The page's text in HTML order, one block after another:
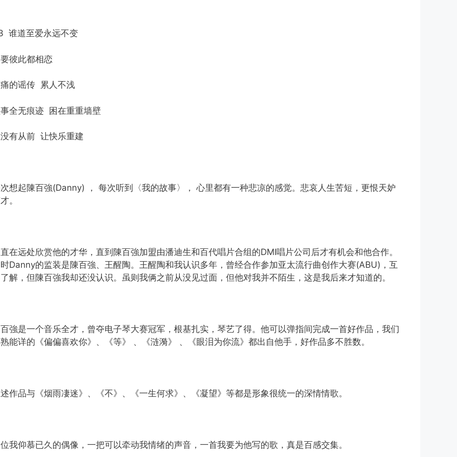
谁道至爱永远不变
彼此都相恋
的谣传 累人不浅
全无痕迹 困在重重墙壁
有从前 让快乐重建
想起陳百強(Danny) ， 每次听到〈我的故事〉， 心里都有一种悲凉的感觉。悲哀人生苦短，更恨天妒
。
在远处欣赏他的才华，直到陳百強加盟由潘迪生和百代唱片合组的DMI唱片公司后才有机会和他合作。
Danny的监装是陳百強、王醒陶。王醒陶和我认识多年，曾经合作参加亚太流行曲创作大赛(ABU)，互
解，但陳百強我却还没认识。虽则我俩之前从没见过面，但他对我并不陌生，这是我后来才知道的。
強是一个音乐全才，曾夺电子琴大赛冠军，根基扎实，琴艺了得。他可以弹指间完成一首好作品，我们
能详的《偏偏喜欢你》、《等》 、《涟漪》 、《眼泪为你流》都出自他手，好作品多不胜数。
作品与《烟雨凄迷》、《不》、《一生何求》、《凝望》等都是形象很统一的深情情歌。
我仰慕已久的偶像，一把可以牵动我情绪的声音，一首我要为他写的歌，真是百感交集。